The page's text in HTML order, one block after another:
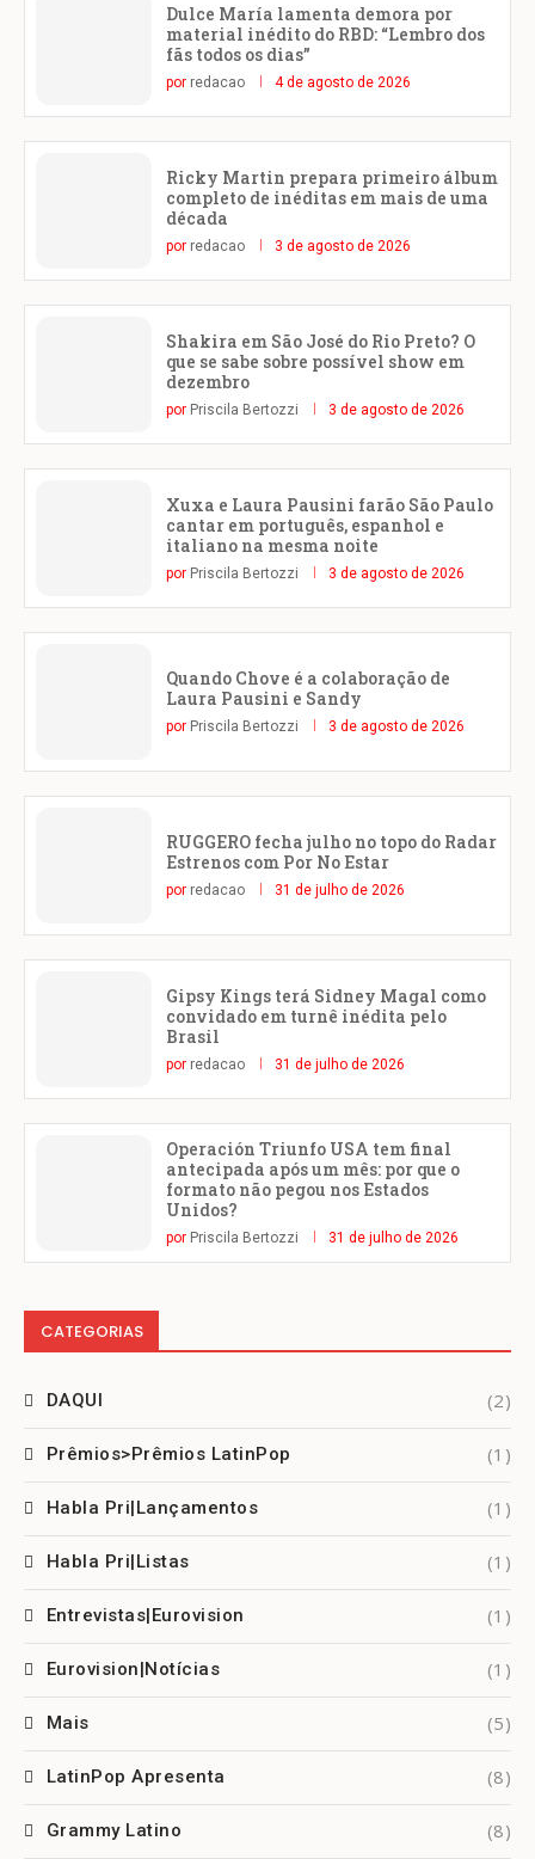
Dulce María lamenta demora por
material inédito do RBD: “Lembro dos
fãs todos os dias”
por redacao 4 de agosto de 2026
Ricky Martin prepara primeiro álbum
completo de inéditas em mais de uma
década
por redacao 3 de agosto de 2026
Shakira em São José do Rio Preto? O
que se sabe sobre possível show em
dezembro
por Priscila Bertozzi 3 de agosto de 2026
Xuxa e Laura Pausini farão São Paulo
cantar em português, espanhol e
italiano na mesma noite
por Priscila Bertozzi 3 de agosto de 2026
Quando Chove é a colaboração de
Laura Pausini e Sandy
por Priscila Bertozzi 3 de agosto de 2026
RUGGERO fecha julho no topo do Radar
Estrenos com Por No Estar
por redacao 31 de julho de 2026
Gipsy Kings terá Sidney Magal como
convidado em turnê inédita pelo
Brasil
por redacao 31 de julho de 2026
Operación Triunfo USA tem final
antecipada após um mês: por que o
formato não pegou nos Estados
Unidos?
por Priscila Bertozzi 31 de julho de 2026
CATEGORIAS
DAQUI (2)
Prêmios>Prêmios LatinPop (1)
Habla Pri|Lançamentos (1)
Habla Pri|Listas (1)
Entrevistas|Eurovision (1)
Eurovision|Notícias (1)
Mais (5)
LatinPop Apresenta (8)
Grammy Latino (8)